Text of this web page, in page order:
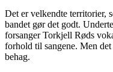
Det er velkendte territorier,
bandet gør det godt.
forsanger Torkjell Røds
forhold til sangene. Men
behag.